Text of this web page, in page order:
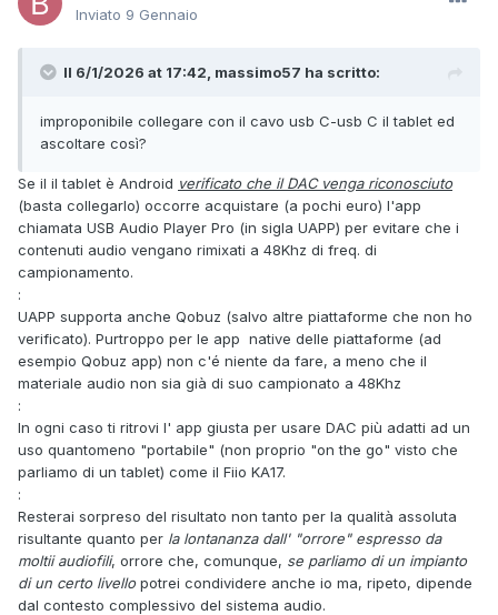
Inviato 9 Gennaio
Il 6/1/2026 at 17:42, massimo57 ha scritto:
improponibile collegare con il cavo usb C-usb C il tablet ed
ascoltare così?
Se il il tablet è Android verificato che il DAC venga riconosciuto
(basta collegarlo) occorre acquistare (a pochi euro) l'app
chiamata USB Audio Player Pro (in sigla UAPP) per evitare che i
contenuti audio vengano rimixati a 48Khz di freq. di
campionamento.
:
UAPP supporta anche Qobuz (salvo altre piattaforme che non ho
verificato). Purtroppo per le app native delle piattaforme (ad
esempio Qobuz app) non c'é niente da fare, a meno che il
materiale audio non sia già di suo campionato a 48Khz
:
In ogni caso ti ritrovi l' app giusta per usare DAC più adatti ad un
uso quantomeno "portabile" (non proprio "on the go" visto che
parliamo di un tablet) come il Fiio KA17.
:
Resterai sorpreso del risultato non tanto per la qualità assoluta
risultante quanto per la lontananza dall' "orrore" espresso da
moltii audiofili, orrore che, comunque, se parliamo di un impianto
di un certo livellopotrei condividere anche io ma, ripeto, dipende
dal contesto complessivo del sistema audio.